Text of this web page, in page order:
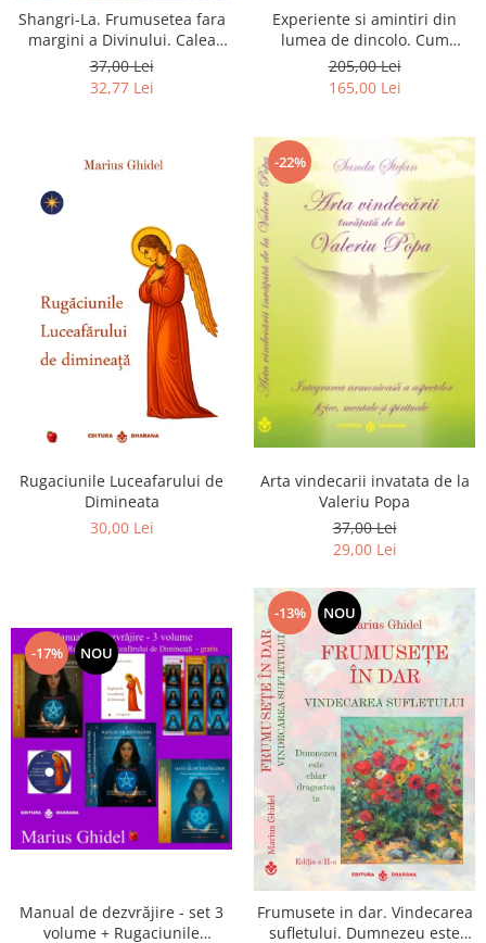
Shangri-La. Frumusetea fara
margini a Divinului. Calea
catre fericire
37,00 Lei
32,77 Lei
Experiente si amintiri din
lumea de dincolo. Cum
obtinem puteri
extrasenzoriale - cu exercitii
205,00 Lei
165,00 Lei
Rugaciunile Luceafarului de
Dimineata
30,00 Lei
-22%
Arta vindecarii invatata de la
Valeriu Popa
37,00 Lei
29,00 Lei
-17% NOU
Manual de dezvrăjire - set 3
volume + Rugaciunile
-13% NOU
Frumusete in dar. Vindecarea
sufletului. Dumnezeu este